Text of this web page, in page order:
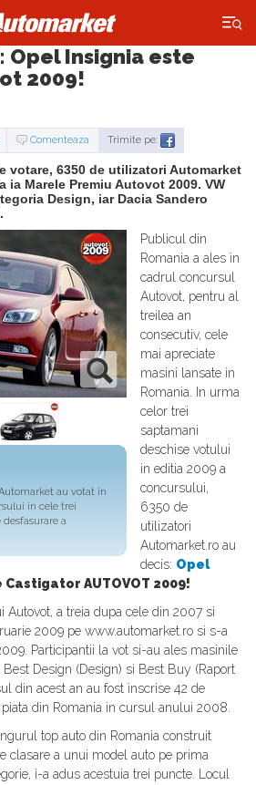
×
Opel Insignia este
2009!
Comenteaza Trimite pe:
votare, 6350 de utilizatori Automarket
ia Marele Premiu Autovot 2009. VW
Design, iar Dacia Sandero
au votat in
in cele trei
a
Publicul din
Romania a ales in
cadrul concursul
Autovot, pentru al
treilea an
consecutiv, cele
mai apreciate
masini lansate in
Romania. In urma
celor trei
saptamani
deschise votului
in editia 2009 a
concursului,
6350 de
utilizatori
Automarket.ro au
decis: Opel
AUTOVOT 2009!
Autovot, a treia dupa cele din 2007 si
2009 pe www.automarket.ro si s-a
Participantii la vot si-au ales masinile
Best Design (Design) si Best Buy (Raport
din acest an au fost inscrise 42 de
din Romania in cursul anului 2008.
top auto din Romania construit
clasare a unui model auto pe prima
i-a adus acestuia trei puncte. Locul